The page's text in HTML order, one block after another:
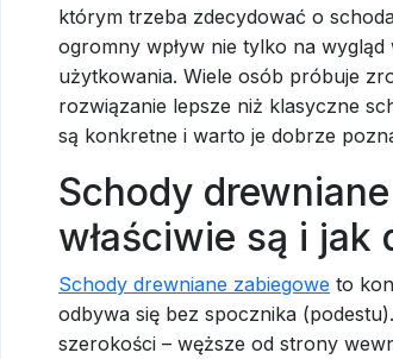
którym trzeba zdecydować o
ogromny wpływ nie tylko na
użytkowania. Wiele osób próbuje
rozwiązanie lepsze niż klasyczne
są konkretne i warto je dobrze
Schody
właściwie są i jak
Schody drewniane zabiegowe to
odbywa się bez spocznika
szerokości – węższe od strony